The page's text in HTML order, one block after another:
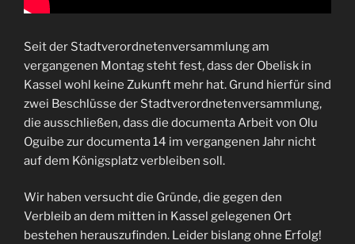
Seit der Stadtverordnetenversammlung am
vergangenen Montag steht fest, dass der Obelisk in
Kassel wohl keine Zukunft mehr hat. Grund hierfür sind
zwei Beschlüsse der Stadtverordnetenversammlung,
die ausschließen, dass die documenta Arbeit von Olu
Oguibe zur documenta 14 im vergangenen Jahr nicht
auf dem Königsplatz verbleiben soll.
Wir haben versucht die Gründe, die gegen den
Verbleib an dem mitten in Kassel gelegenen Ort
bestehen herauszufinden. Leider bislang ohne Erfolg!